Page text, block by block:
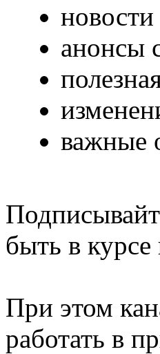
анонсы
важные
быть в
При этом
работать в